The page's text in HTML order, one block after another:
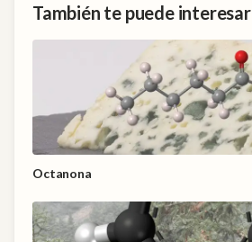
También te puede interesar
Octanona